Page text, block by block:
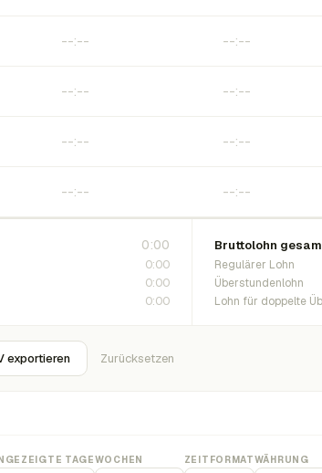
0:00
0:00
0:00
0:00
Bruttolohn
Regulärer Lohn
Überstundenlohn
Lohn für doppelte
exportieren Zurücksetzen
TAGEWOCHEN ZEITFORMATWÄHRUNG